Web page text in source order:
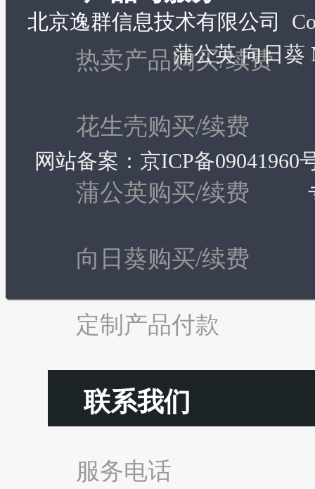
热卖产品购买/续费
花生壳购买/续费
蒲公英购买/续费
向日葵购买/续费
定制产品付款
联系我们
服务电话
北京逸群信息技术有限公司
蒲公英 向日葵
网站备案： 京ICP备09041960